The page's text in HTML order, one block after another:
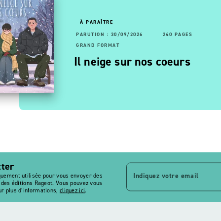
PAGES: 24/06/2026
192 PAGES
FORMAT
6ème sans problème
À PARAÎTRE
PARUTION : 30/09/2026
240 PAGES
GRAND FORMAT
Il neige sur nos coeurs
utilisée pour vous envoyer des
éditions Rageot. Vous pouvez vous
plus d’informations, cliquez ici.
Indiquez votre email